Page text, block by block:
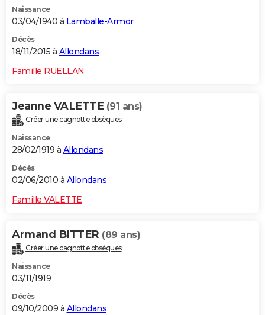
Naissance
03/04/1940 à Lamballe-Armor
Décès
18/11/2015 à Allondans
Famille RUELLAN
Jeanne VALETTE (91 ans)
Créer une cagnotte obsèques
Naissance
28/02/1919 à Allondans
Décès
02/06/2010 à Allondans
Famille VALETTE
Armand BITTER (89 ans)
Créer une cagnotte obsèques
Naissance
03/11/1919
Décès
09/10/2009 à Allondans